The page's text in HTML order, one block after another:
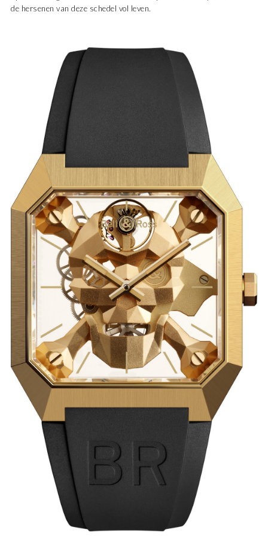
de hersenen van deze schedel vol leven.